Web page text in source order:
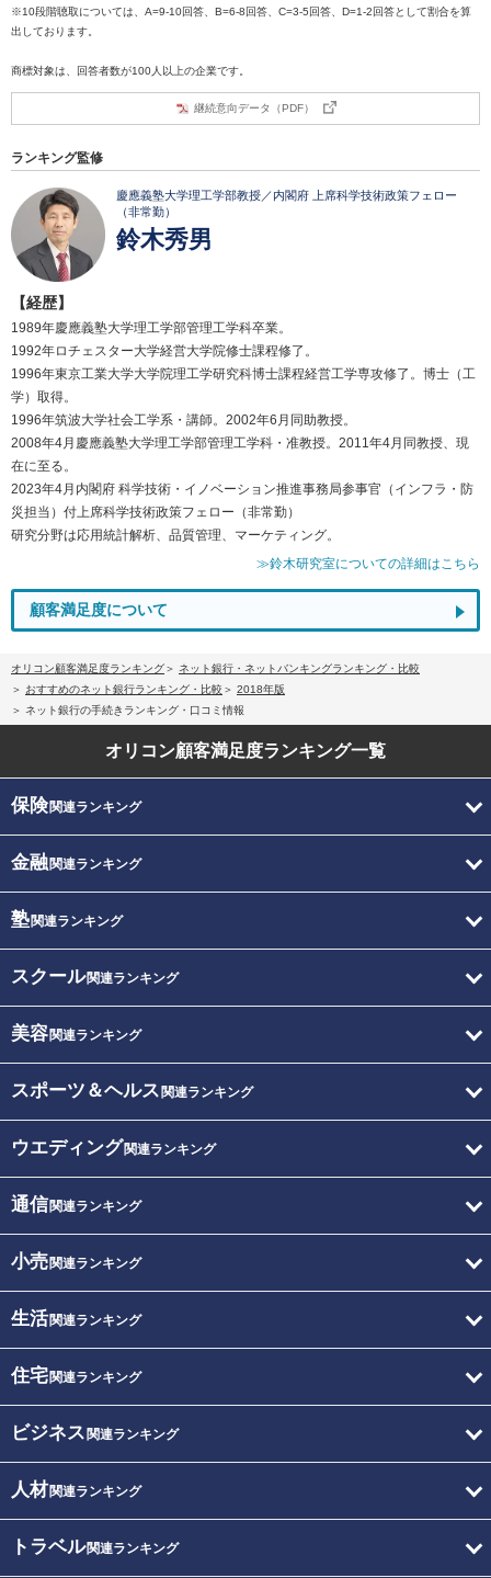
※10段階聴取については、A=9-10回答、B=6-8回答、C=3-5回答、D=1-2回答として割合を算
出しております。
商標対象は、回答者数が100人以上の企業です。
継続意向データ（PDF）
ランキング監修
慶應義塾大学理工学部教授／内閣府 上席科学技術政策フェロー
（非常勤）
鈴木秀男
【経歴】
1989年慶應義塾大学理工学部管理工学科卒業。
1992年ロチェスター大学経営大学院修士課程修了。
1996年東京工業大学大学院理工学研究科博士課程経営工学専攻修了。博士（工
学）取得。
1996年筑波大学社会工学系・講師。2002年6月同助教授。
2008年4月慶應義塾大学理工学部管理工学科・准教授。2011年4月同教授、現
在に至る。
2023年4月内閣府 科学技術・イノベーション推進事務局参事官（インフラ・防
災担当）付上席科学技術政策フェロー（非常勤）
研究分野は応用統計解析、品質管理、マーケティング。
≫鈴木研究室についての詳細はこちら
顧客満足度について
オリコン顧客満足度ランキング
ネット銀行・ネットバンキングランキング・比較
おすすめのネット銀行ランキング・比較
2018年版
ネット銀行の手続きランキング・口コミ情報
オリコン顧客満足度ランキング一覧
保険関連ランキング
金融関連ランキング
塾関連ランキング
スクール関連ランキング
美容関連ランキング
スポーツ＆ヘルス 関連ランキング
ウエディング関連ランキング
通信関連ランキング
小売関連ランキング
生活関連ランキング
住宅関連ランキング
ビジネス 関連ランキング
人材関連ランキング
トラベル関連ランキング